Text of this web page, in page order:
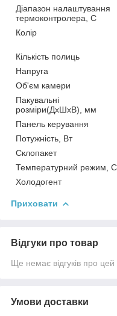
Діапазон налаштування
термоконтролера, C
Колір
Кількість полиць
Напруга
Об'єм камери
Пакувальні
розміри(ДхШхВ), мм
Панель керування
Потужність, Вт
Склопакет
Температурний режим, C
Холодогент
Приховати
Відгуки про товар
Ще немає відгуків про цей
Умови доставки